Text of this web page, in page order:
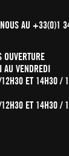
AU +33(0)1
OUVERTURE
AU VENDREDI
ET 14H30 /
ET 14H30 /